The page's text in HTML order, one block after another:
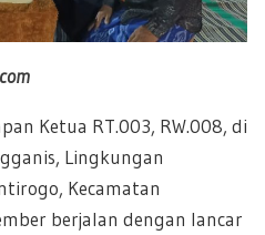
Ketua RT.003, RW.008, di
Lingkungan
Kecamatan
berjalan dengan lancar